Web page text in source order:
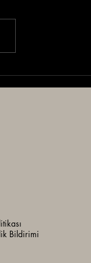
Bildirimi